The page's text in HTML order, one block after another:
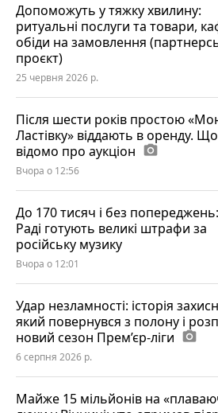
Допоможуть у тяжку хвилину:
ритуальні послуги та товари,
обіди на замовлення
проєкт)
25 червня 2026 р.
Після шести років простою
Ластівку» віддають в оренду. Що
відомо про аукціон photo_camera
Вчора о 12:56
До 170 тисяч і без
Раді готують великі штрафи за
російську музику
Вчора о 12:01
Удар незламності: історія
який повернувся з полону і
новий сезон Прем’єр-ліги photo_camera
6 серпня 2026 р.
Майже 15 мільйонів на